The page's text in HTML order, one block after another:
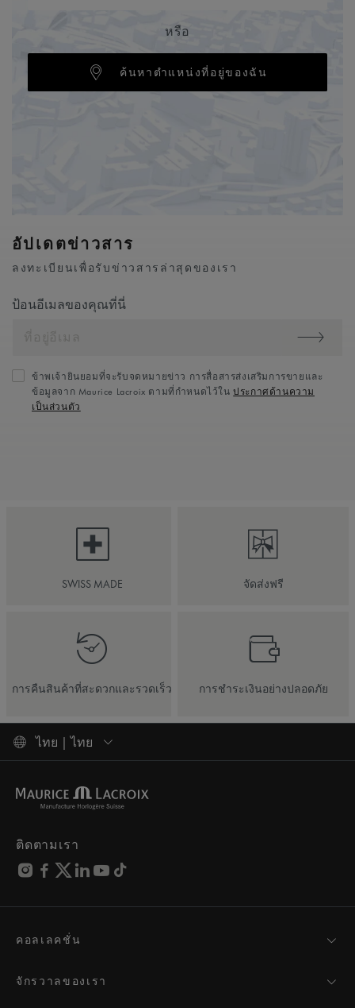
หรือ
ค้นหาตำแหน่งที่อยู่ของฉัน
อัปเดตข่าวสาร
ลงทะเบียนเพื่อรับข่าวสารล่าสุดของเรา
ป้อนอีเมลของคุณที่นี่
ข้าพเจ้ายินยอมที่จะรับจดหมายข่าว การสื่อสารส่งเสริมการขายและ
ข้อมูลจาก Maurice Lacroix ตามที่กำหนดไว้ในประกาศด้านความ
เป็นส่วนตัว
SWISS MADE จัดส่งฟรี
การคืนสินค้าที่สะดวกและรวดเร็ว การชำระเงินอย่างปลอดภัย
ไทย | ไทย
ติดตามเรา
คอลเลคชั่น
AIKON
จักรวาลของเรา